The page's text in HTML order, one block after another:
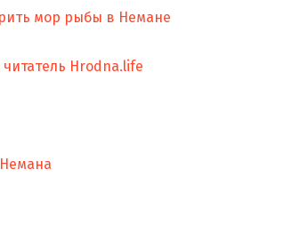
мор рыбы в Немане
Hrodna.life